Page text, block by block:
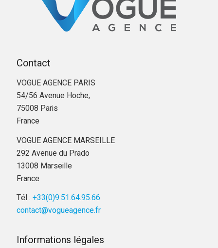
Contact
VOGUE AGENCE PARIS
54/56 Avenue Hoche,
75008 Paris
France
VOGUE AGENCE MARSEILLE
292 Avenue du Prado
13008 Marseille
France
Tél : +33(0)9.51.64.95.66
contact@vogueagence.fr
Informations légales